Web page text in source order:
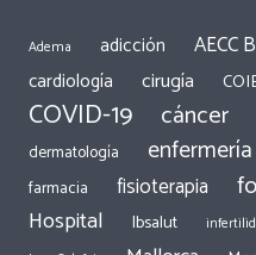
Adema adicción AECC
cardiología cirugía
COVID-19 cáncer
dermatología
enfermería
farmacia fisioterapia
Hospital Ibsalut